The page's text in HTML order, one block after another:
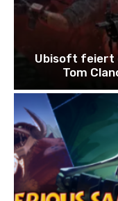
Ubisoft feiert
Tom